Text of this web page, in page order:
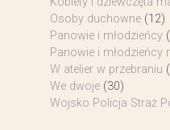
Osoby duchowne (12)
Panowie i młodzieńcy
Panowie i młodzieńcy
W atelier w przebraniu
We dwoje (30)
Wojsko Policja Straż